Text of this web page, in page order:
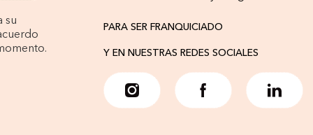
su
PARA SER FRANQUICIADO
Y EN NUESTRAS REDES SOCIALES